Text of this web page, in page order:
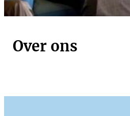
Over ons